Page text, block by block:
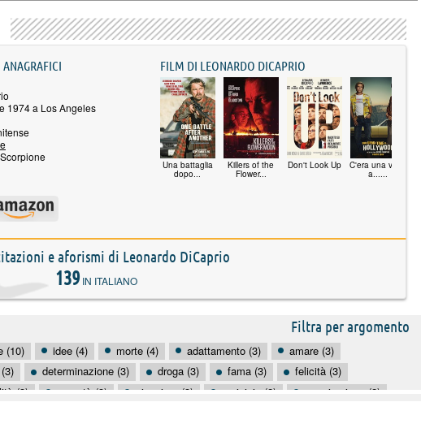
1974 a Los Angeles
Scorpione
FILM DI LEONARDO DICAPRIO
Una battaglia
dopo...
Killers of the
Flower...
Don't Look Up C'era una volta
a......
e aforismi di Leonardo DiCaprio
139IN ITALIANO
Filtra per argomento
(10) idee (4) morte (4) adattamento (3)
amare (3)
determinazione (3) droga (3) fama (3)
felicità (3)
(3) povertà (3) viaggiare (3) amicizia (2)
ammirazione (2)